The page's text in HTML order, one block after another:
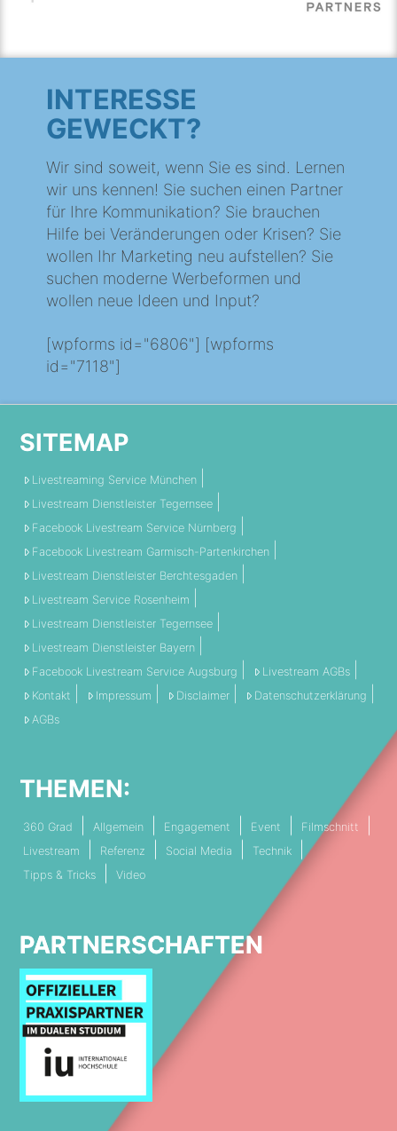
INTERESSE
GEWECKT?
Wir sind soweit, wenn Sie es sind. Lernen
wir uns kennen! Sie suchen einen Partner
für Ihre Kommunikation? Sie brauchen
Hilfe bei Veränderungen oder Krisen? Sie
wollen Ihr Marketing neu aufstellen? Sie
suchen moderne Werbeformen und
wollen neue Ideen und Input?
[wpforms id="6806"] [wpforms
id="7118"]
SITEMAP
Livestreaming Service München
Livestream Dienstleister Tegernsee
Facebook Livestream Service Nürnberg
Facebook Livestream Garmisch-Partenkirchen
Livestream Dienstleister Berchtesgaden
Livestream Service Rosenheim
Livestream Dienstleister Tegernsee
Livestream Dienstleister Bayern
Facebook Livestream Service Augsburg
Livestream AGBs
Kontakt
Impressum Disclaimer
Datenschutzerklärung
AGBs
THEMEN:
360 Grad Allgemein Engagement Event
Filmschnitt
Livestream
Referenz Social Media
Technik
Tipps & Tricks
Video
PARTNERSCHAFTEN